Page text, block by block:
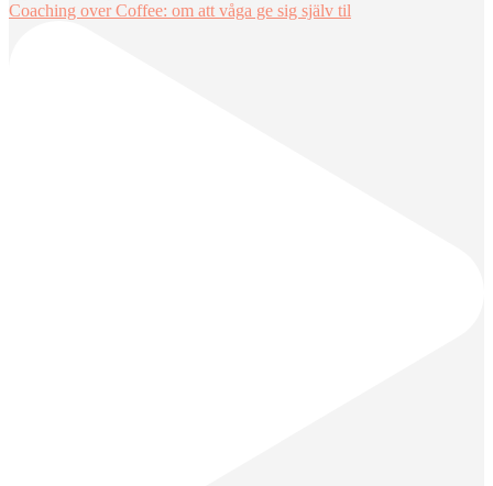
Coaching over Coffee: om att våga ge sig själv til